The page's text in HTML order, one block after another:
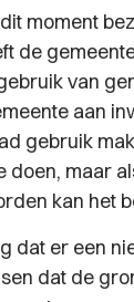
moment
de
van
aan
gebruik
doen, maar
kan het
dat er een
dat de